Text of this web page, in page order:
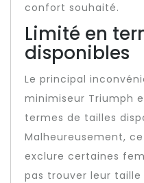
confort souhaité.
Limité en
disponibles
Le principal
minimiseur Triumph
termes de tailles
Malheureusement,
exclure certaines
pas trouver leur